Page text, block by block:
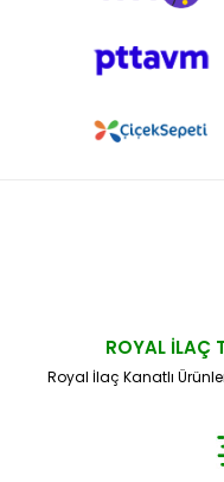
ROYAL İLAÇ
Royal İlaç Kanatlı